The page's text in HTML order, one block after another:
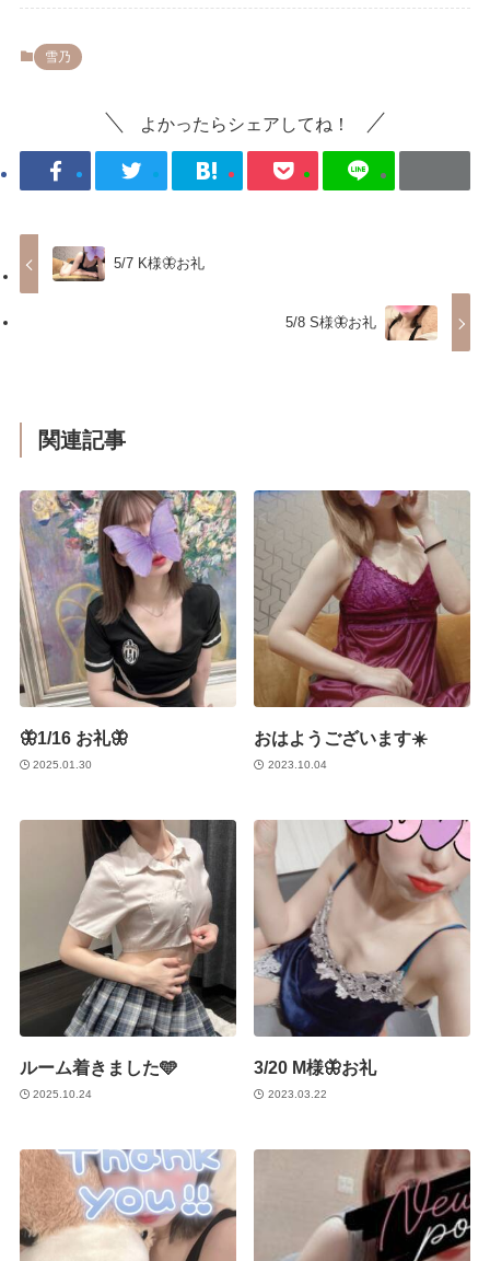
雪乃
よかったらシェアしてね！
5/7 K様🦋お礼
5/8 S様🦋お礼
関連記事
🦋1/16 お礼🦋
2025.01.30
おはようございます☀️
2023.10.04
ルーム着きました🩵
2025.10.24
3/20 M様🦋お礼
2023.03.22